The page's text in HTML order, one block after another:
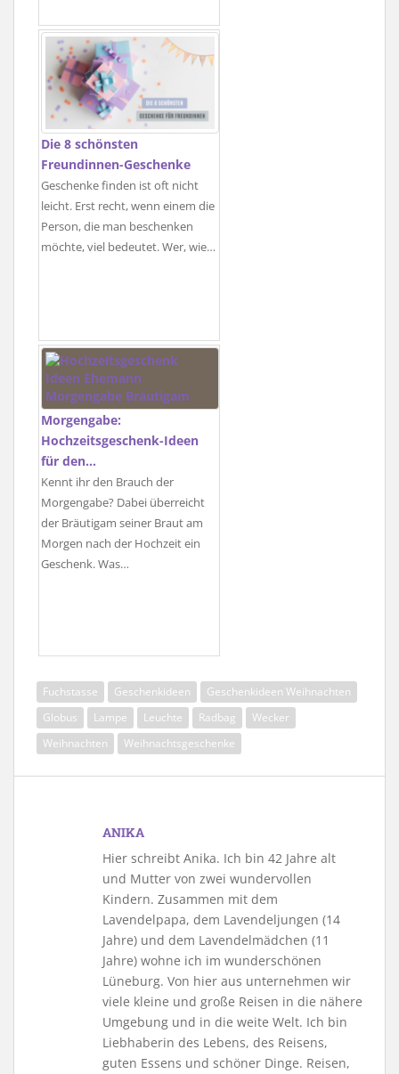
Die 8 schönsten
Freundinnen-Geschenke
Geschenke finden ist oft nicht
leicht. Erst recht, wenn einem die
Person, die man beschenken
möchte, viel bedeutet. Wer, wie…
Morgengabe:
Hochzeitsgeschenk-Ideen
für den…
Kennt ihr den Brauch der
Morgengabe? Dabei überreicht
der Bräutigam seiner Braut am
Morgen nach der Hochzeit ein
Geschenk. Was…
Fuchstasse Geschenkideen
Geschenkideen Weihnachten
Globus
Lampe Leuchte Radbag
Wecker
Weihnachten
Weihnachtsgeschenke
ANIKA
Hier schreibt Anika. Ich bin 42 Jahre alt
und Mutter von zwei wundervollen
Kindern. Zusammen mit dem
Lavendelpapa, dem Lavendeljungen (14
Jahre) und dem Lavendelmädchen (11
Jahre) wohne ich im wunderschönen
Lüneburg. Von hier aus unternehmen wir
viele kleine und große Reisen in die nähere
Umgebung und in die weite Welt. Ich bin
Liebhaberin des Lebens, des Reisens,
guten Essens und schöner Dinge. Reisen,